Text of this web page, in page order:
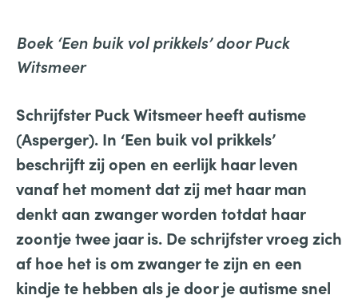
Boek ‘Een buik vol prikkels’ door Puck
Witsmeer
Schrijfster Puck Witsmeer heeft autisme
(Asperger). In ‘Een buik vol prikkels’
beschrijft zij open en eerlijk haar leven
vanaf het moment dat zij met haar man
denkt aan zwanger worden totdat haar
zoontje twee jaar is. De schrijfster vroeg zich
af hoe het is om zwanger te zijn en een
kindje te hebben als je door je autisme snel